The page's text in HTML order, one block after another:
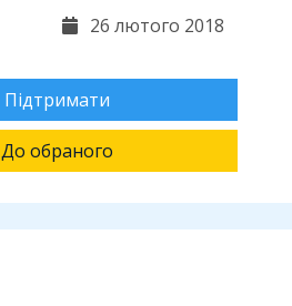
26 лютого 2018
Підтримати
До обраного